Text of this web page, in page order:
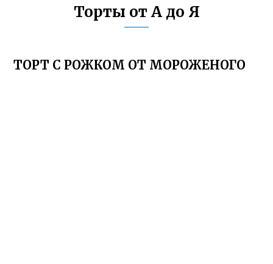
Торты от А до Я
ТОРТ С РОЖКОМ ОТ МОРОЖЕНОГО